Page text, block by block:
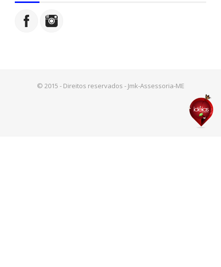
© 2015 - Direitos reservados - Jmk-Assessoria-ME